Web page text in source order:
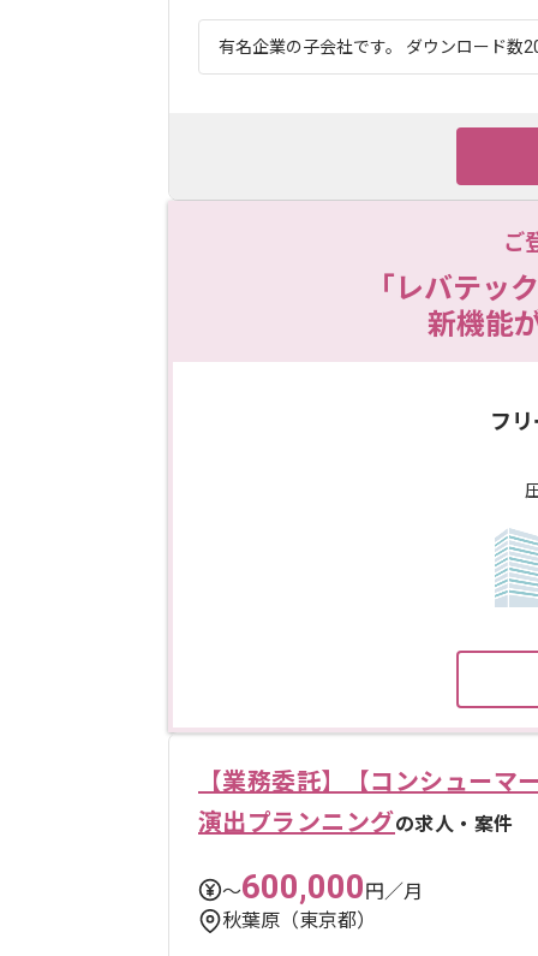
有名企業の子会社です。 ダウンロード数
ご
「レバテッ
新機能
フ
【業務委託】【コンシュー
演出プランニングの求人・案件
〜600,000円／月
秋葉原（東京都）